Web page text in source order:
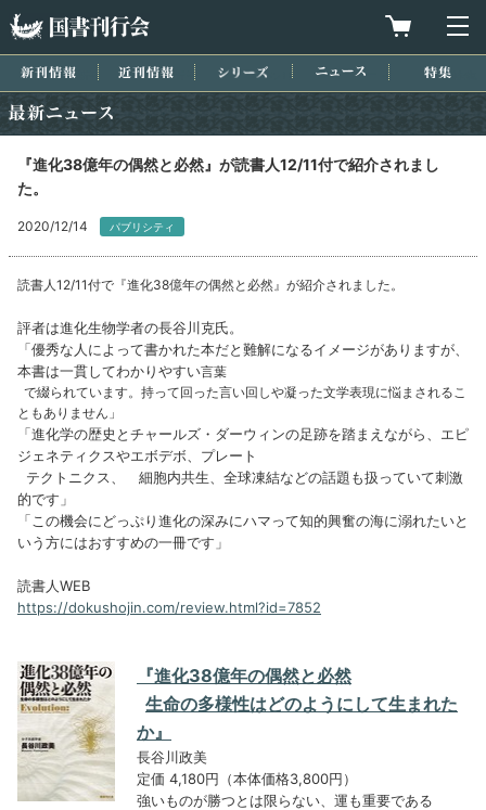
買物カゴを
新刊情報 近刊情報 シリーズ ニュース
『進化38億年の偶然と必然』が読書人12/11付で紹介されまし
た。
2020/12/14 パブリシティ
読書人12/11付で『進化38億年の偶然と必然』が紹介されました。
評者は進化生物学者の長谷川克氏。
「優秀な人によって書かれた本だと難解になるイメージがありますが、
本書は一貫してわかりやすい言葉
で綴られています。持って回った言い回しや凝った文学表現に悩まされるこ
ともありません」
「進化学の歴史とチャールズ・ダーウィンの足跡を踏まえながら、エピ
ジェネティクスやエボデボ、プレート
テクトニクス、 細胞内共生、全球凍結などの話題も扱っていて刺激
的です」
「この機会にどっぷり進化の深みにハマって知的興奮の海に溺れたいと
いう方にはおすすめの一冊です」
読書人WEB
https://dokushojin.com/review.html?id=7852
『進化38億年の偶然と必然
生命の多様性はどのようにして生まれた
か』
長谷川政美
定価 4,180円（本体価格3,800円）
強いものが勝つとは限らない、運も重要である